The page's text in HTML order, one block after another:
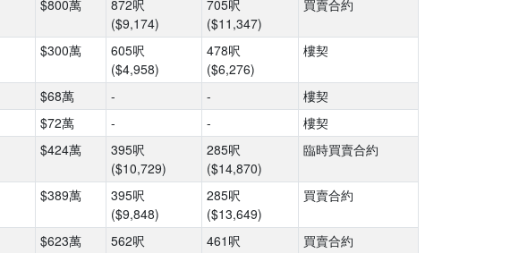
$800萬
872呎
($9,174)
705呎
($11,347)
買賣合約
$300萬
605呎
($4,958)
478呎
($6,276)
樓契
$68萬 - -
樓契
$72萬 - -
樓契
$424萬
395呎
($10,729)
285呎
($14,870)
臨時買賣合約
$389萬
395呎
($9,848)
285呎
($13,649)
買賣合約
$623萬
562呎
461呎
買賣合約